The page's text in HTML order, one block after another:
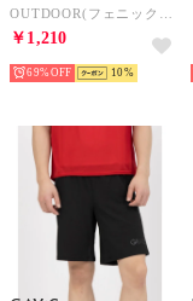
OUTDOOR(フェニックスアウトドア)ポケットT－シャツ レディースTシャツ 速乾 ストレッチ 抗菌 防臭 インナー （ブラック）
￥1,210
69% 10